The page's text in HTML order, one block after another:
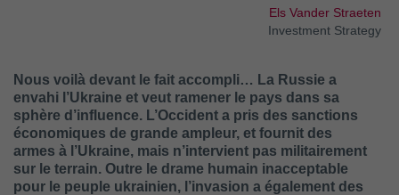
Els Vander Straeten
Investment Strategy
Nous voilà devant le fait accompli… La Russie a
envahi l’Ukraine et veut ramener le pays dans sa
sphère d’influence. L’Occident a pris des sanctions
économiques de grande ampleur, et fournit des
armes à l’Ukraine, mais n’intervient pas militairement
sur le terrain. Outre le drame humain inacceptable
pour le peuple ukrainien, l’invasion a également des